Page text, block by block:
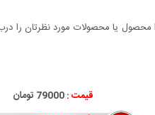
یا محصولات مورد نظرتان را
قیمت :79000 تومان